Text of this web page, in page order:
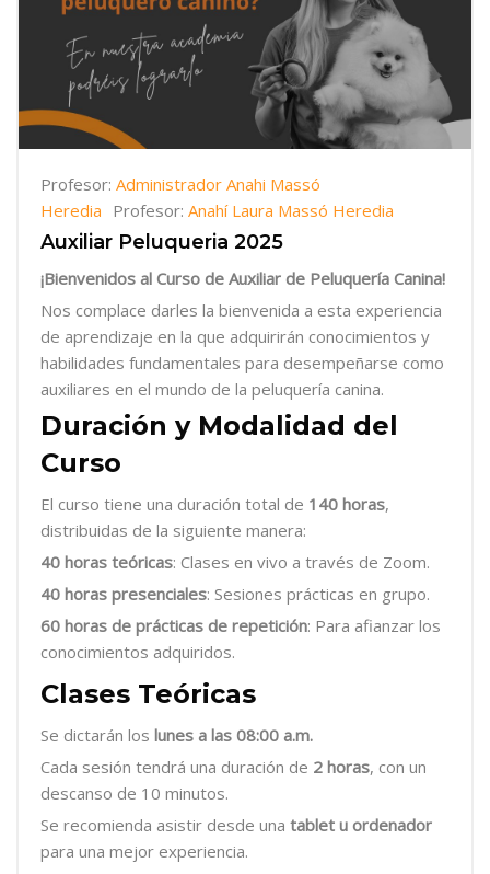
Profesor: Administrador Anahi Massó
Heredia Profesor: Anahí Laura Massó Heredia
Auxiliar Peluqueria 2025
¡Bienvenidos al Curso de Auxiliar de Peluquería Canina!
Nos complace darles la bienvenida a esta experiencia
de aprendizaje en la que adquirirán conocimientos y
habilidades fundamentales para desempeñarse como
auxiliares en el mundo de la peluquería canina.
Duración y Modalidad del
Curso
El curso tiene una duración total de 140 horas,
distribuidas de la siguiente manera:
40 horas teóricas: Clases en vivo a través de Zoom.
40 horas presenciales: Sesiones prácticas en grupo.
60 horas de prácticas de repetición: Para afianzar los
conocimientos adquiridos.
Clases Teóricas
Se dictarán los lunes a las 08:00 a.m.
Cada sesión tendrá una duración de 2 horas, con un
descanso de 10 minutos.
Se recomienda asistir desde una tablet u ordenador
para una mejor experiencia.